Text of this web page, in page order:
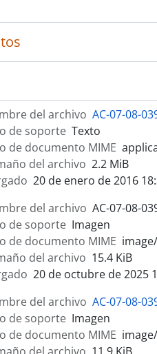
del archivo AC-07-08-
de soporte Texto
de documento MIME
del archivo 2.2 MiB
20 de enero de 2016
del archivo AC-07-08-
de soporte Imagen
de documento MIME
del archivo 15.4 KiB
20 de octubre de 2025
del archivo AC-07-08-
de soporte Imagen
de documento MIME